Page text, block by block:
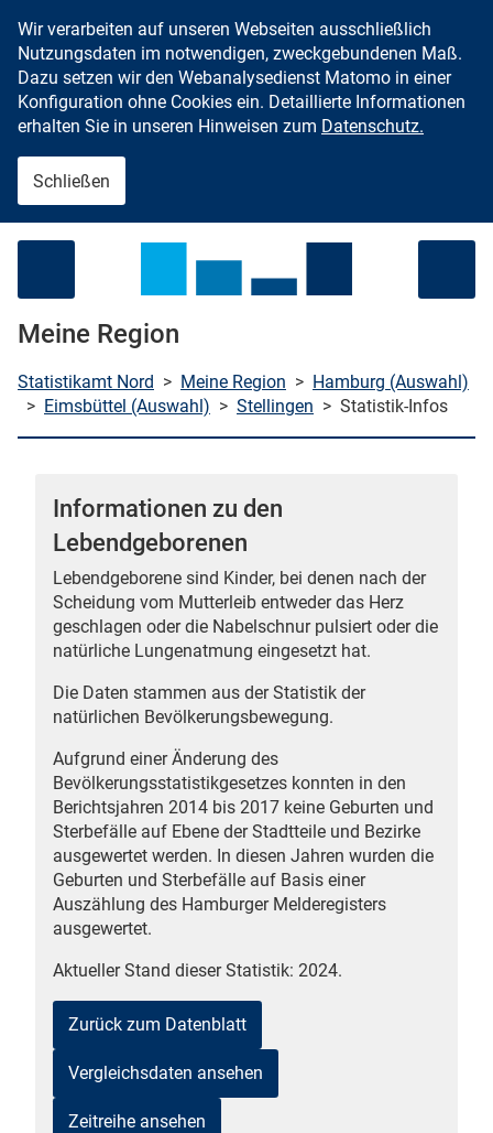
Zum Inhalt springen
Wir verarbeiten auf unseren Webseiten ausschließlich
Nutzungsdaten im notwendigen, zweckgebundenen Maß.
Dazu setzen wir den Webanalysedienst Matomo in einer
Konfiguration ohne Cookies ein. Detaillierte Informationen
erhalten Sie in unseren Hinweisen zum Datenschutz.
Schließen
Meine Region
Statistikamt Nord > Meine Region > Hamburg (Auswahl)
> Eimsbüttel (Auswahl) > Stellingen > Statistik-Infos
Informationen zu den
Lebendgeborenen
Lebendgeborene sind Kinder, bei denen nach der
Scheidung vom Mutterleib entweder das Herz
geschlagen oder die Nabelschnur pulsiert oder die
natürliche Lungenatmung eingesetzt hat.
Die Daten stammen aus der Statistik der
natürlichen Bevölkerungsbewegung.
Aufgrund einer Änderung des
Bevölkerungsstatistikgesetzes konnten in den
Berichtsjahren 2014 bis 2017 keine Geburten und
Sterbefälle auf Ebene der Stadtteile und Bezirke
ausgewertet werden. In diesen Jahren wurden die
Geburten und Sterbefälle auf Basis einer
Auszählung des Hamburger Melderegisters
ausgewertet.
Aktueller Stand dieser Statistik: 2024.
Zurück zum Datenblatt
Vergleichsdaten ansehen
Zeitreihe ansehen